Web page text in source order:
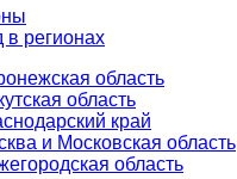
в регионах
область
область
край
и Московская область
область